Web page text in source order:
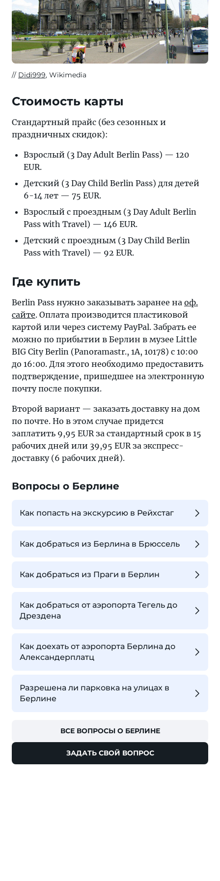
Didi999, Wikimedia
Стоимость карты
Стандартный прайс (без сезонных и
праздничных скидок):
Взрослый (3 Day Adult Berlin Pass) — 120
EUR.
Детский (3 Day Child Berlin Pass) для детей
6-14 лет — 75 EUR.
Взрослый с проездным (3 Day Adult Berlin
Pass with Travel) — 146 EUR.
Детский с проездным (3 Day Child Berlin
Pass with Travel) — 92 EUR.
Где купить
Berlin Pass нужно заказывать заранее на оф.
сайте. Оплата производится пластиковой
картой или через систему PayPal. Забрать ее
можно по прибытии в Берлин в музее Little
BIG City Berlin (Panoramastr., 1A, 10178) с 10:00
до 16:00. Для этого необходимо предоставить
подтверждение, пришедшее на электронную
почту после покупки.
Второй вариант — заказать доставку на дом
по почте. Но в этом случае придется
заплатить 9,95 EUR за стандартный срок в 15
рабочих дней или 39,95 EUR за экспресс-
доставку (6 рабочих дней).
Вопросы о Берлине
Как попасть на экскурсию в Рейхстаг
Как добраться из Берлина в Брюссель
Как добраться из Праги в Берлин
Как добраться от аэропорта Тегель до
Дрездена
Как доехать от аэропорта Берлина до
Александерплатц
Разрешена ли парковка на улицах в
Берлине
ВСЕ ВОПРОСЫ О БЕРЛИНЕ
ЗАДАТЬ СВОЙ ВОПРОС